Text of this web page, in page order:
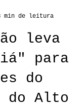
3 min de leitura
leva